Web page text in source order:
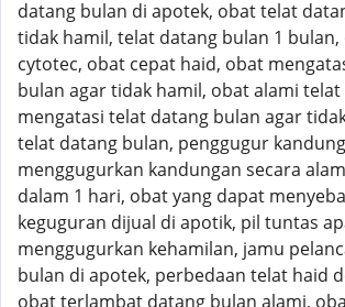
datang bulan di apotek, obat telat
tidak hamil, telat datang bulan 1
cytotec, obat cepat haid, obat
bulan agar tidak hamil, obat alami
mengatasi telat datang bulan agar
telat datang bulan, penggugur
menggugurkan kandungan secara
dalam 1 hari, obat yang dapat
keguguran dijual di apotik, pil tuntas
menggugurkan kehamilan, jamu
bulan di apotek, perbedaan telat haid
obat terlambat datang bulan alami,